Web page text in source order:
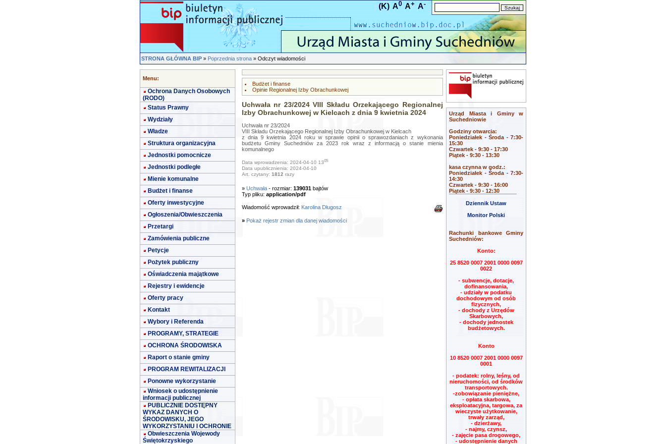
(K) A0 A+ A-
STRONA GŁÓWNA BIP»Poprzednia strona» Odczyt wiadomości
Menu:
Ochrona Danych Osobowych
(RODO)
Status Prawny
Wydziały
Władze
Struktura organizacyjna
Jednostki pomocnicze
Jednostki podległe
Mienie komunalne
Budżet i finanse
Oferty inwestycyjne
Ogłoszenia/Obwieszczenia
Przetargi
Zamówienia publiczne
Petycje
Pożytek publiczny
Oświadczenia majątkowe
Rejestry i ewidencje
Oferty pracy
Kontakt
Wybory i Referenda
PROGRAMY, STRATEGIE
OCHRONA ŚRODOWISKA
Raport o stanie gminy
PROGRAM REWITALIZACJI
Ponowne wykorzystanie
Wniosek o udostępnienie
informacji publicznej
PUBLICZNIE DOSTĘPNY
WYKAZ DANYCH O
ŚRODOWISKU, JEGO
WYKORZYSTANIU I OCHRONIE
Obwieszczenia Wojewody
Świętokrzyskiego
Budżet i finanse
Opinie Regionalnej Izby Obrachunkowej
Uchwała nr 23/2024 VIII Składu Orzekającego Regionalnej
Izby Obrachunkowej w Kielcach z dnia 9 kwietnia 2024
Uchwała nr 23/2024
VIII Składu Orzekającego Regionalnej Izby Obrachunkowej w Kielcach
z dnia 9 kwietnia 2024 roku w sprawie opinii o sprawozdaniach z wykonania
budżetu Gminy Suchedniów za 2023 rok wraz z informacją o stanie mienia
komunalnego
Data wprowadzenia: 2024-04-10 1305
Data upublicznienia: 2024-04-10
Art. czytany: 1812 razy
» Uchwała - rozmiar: 139031bajtów
Typ pliku: application/pdf
Wiadomość wprowadził: Karolina Długosz
» Pokaż rejestr zmian dla danej wiadomości
Urząd Miasta i Gminy w
Suchedniowie
Godziny otwarcia:
Poniedziałek - Środa - 7:30-
15:30
Czwartek - 9:30 - 17:30
Piątek - 9:30 - 13:30
kasa czynna w godz.:
Poniedziałek - Środa - 7:30-
14:30
Czwartek - 9:30 - 16:00
Piątek - 9:30 - 12:30
Dziennik Ustaw
Monitor Polski
Rachunki bankowe Gminy
Suchedniów:
Konto:
25 8520 0007 2001 0000 0097
0022
- subwencje, dotacje,
dofinansowania,
- udziały w podatku
dochodowym od osób
fizycznych,
- dochody z Urzędów
Skarbowych,
- dochody jednostek
budżetowych.
Konto
10 8520 0007 2001 0000 0097
0001
- podatek: rolny, leśny, od
nieruchomości, od środków
transportowych.
-zobowiązanie pieniężne,
- opłata skarbowa,
eksploatacyjna, targowa, za
wieczyste użytkowanie,
trwały zarząd,
- dzierżawy,
- najmy, czynsz,
- zajęcie pasa drogowego,
- udostępnienie danych